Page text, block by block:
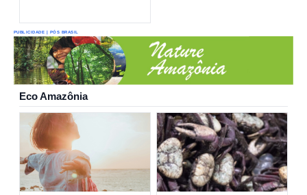
PUBLICIDADE | PÓS BRASIL
Eco Amazônia